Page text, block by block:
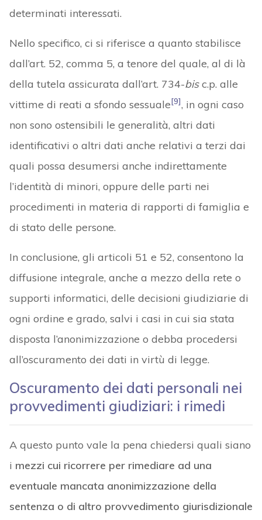
determinati interessati.
Nello specifico, ci si riferisce a quanto stabilisce
dall’art. 52, comma 5, a tenore del quale, al di là
della tutela assicurata dall’art. 734-bisc.p. alle
vittime di reati a sfondo sessuale[9], in ogni caso
non sono ostensibili le generalità, altri dati
identificativi o altri dati anche relativi a terzi dai
quali possa desumersi anche indirettamente
l’identità di minori, oppure delle parti nei
procedimenti in materia di rapporti di famiglia e
di stato delle persone.
In conclusione, gli articoli 51 e 52, consentono la
diffusione integrale, anche a mezzo della rete o
supporti informatici, delle decisioni giudiziarie di
ogni ordine e grado, salvi i casi in cui sia stata
disposta l’anonimizzazione o debba procedersi
all’oscuramento dei dati in virtù di legge.
Oscuramento dei dati personali nei
provvedimenti giudiziari: i rimedi
A questo punto vale la pena chiedersi quali siano
i mezzi cui ricorrere per rimediare ad una
eventuale mancata anonimizzazione della
sentenza o di altro provvedimento giurisdizionale